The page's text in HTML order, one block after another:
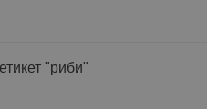
"риби"